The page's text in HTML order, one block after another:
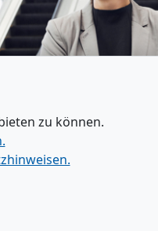
zu können.